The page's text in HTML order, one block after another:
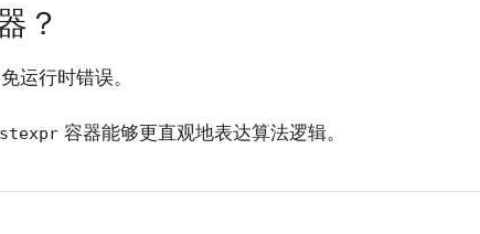
？
运行时错误。
容器能够更直观地表达算法逻辑。